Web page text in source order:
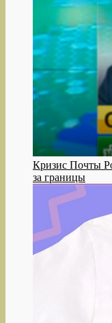
Кризис Почты
за границы